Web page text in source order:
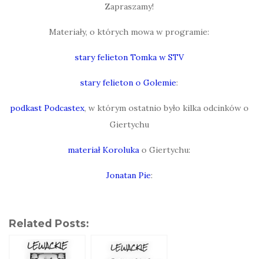
Zapraszamy!
Materiały, o których mowa w programie:
stary felieton Tomka w STV
stary felieton o Golemie:
podkast Podcastex, w którym ostatnio było kilka odcinków o
Giertychu
materiał Koroluka o Giertychu:
Jonatan Pie:
Related Posts: